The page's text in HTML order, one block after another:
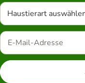
Haustierart